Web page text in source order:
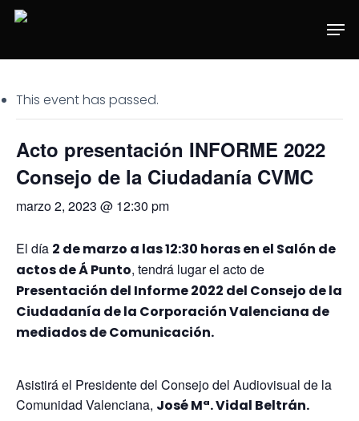
Skip
content
This event has passed.
Acto presentación INFORME 2022
Consejo de la Ciudadanía CVMC
marzo 2, 2023 @ 12:30 pm
El día 2 de marzo a las 12:30 horas en el Salón de
actos de Á Punto, tendrá lugar el acto de
Presentación del Informe 2022 del Consejo de la
Ciudadanía de la Corporación Valenciana de
mediados de Comunicación.
Asistirá el Presidente del Consejo del Audiovisual de la
Comunidad Valenciana, José Mª. Vidal Beltrán.